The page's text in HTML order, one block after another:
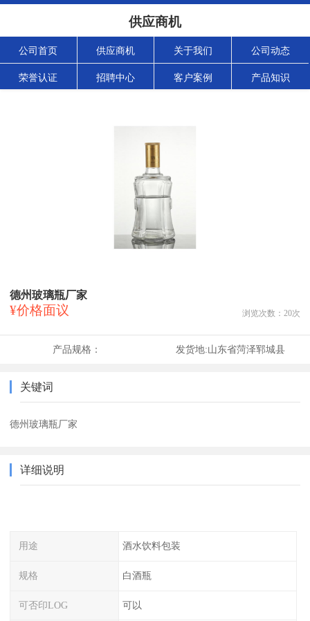
供应商机
公司首页 供应商机 关于我们 公司动态
荣誉认证 招聘中心 客户案例 产品知识
德州玻璃瓶厂家
¥价格面议 浏览次数： 20次
产品规格： 发货地:山东省菏泽郓城县
关键词
德州玻璃瓶厂家
详细说明
用途 酒水饮料包装
规格 白酒瓶
可否印LOG 可以